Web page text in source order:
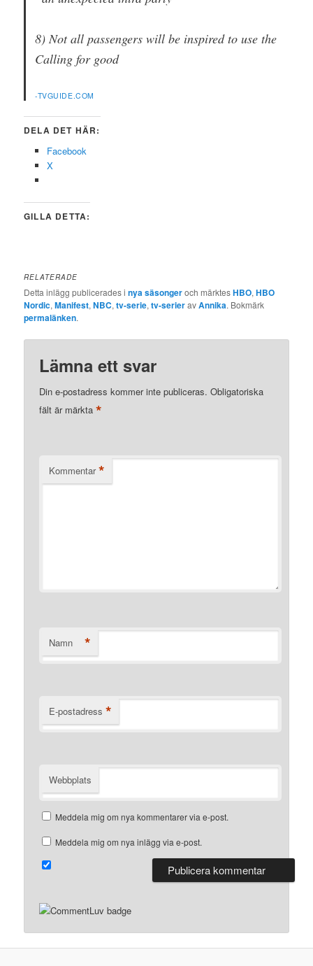
8) Not all passengers will be inspired to use the
Calling for good
-TVGUIDE.COM
DELA DET HÄR:
Facebook
X
GILLA DETTA:
RELATERADE
Detta inlägg publicerades inya säsongeroch märktesHBO,HBO
Nordic,Manifest,NBC,tv-serie,tv-serieravAnnika. Bokmärk
permalänken.
Lämna ett svar
Din e-postadress kommer inte publiceras. Obligatoriska
fält är märkta*
Kommentar *
Namn *
E-postadress *
Webbplats
Meddela mig om nya kommentarer via e-post.
Meddela mig om nya inlägg via e-post.